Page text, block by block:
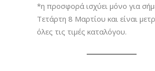
*η προσφορά ισχύει μόνο για
Τετάρτη 8 Μαρτίου και είναι
όλες τις τιμές καταλόγου.